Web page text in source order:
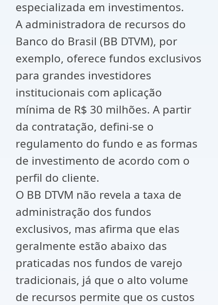
especializada em investimentos.
A administradora de recursos do
Banco do Brasil (BB DTVM), por
exemplo, oferece fundos exclusivos
para grandes investidores
institucionais com aplicação
mínima de R$ 30 milhões. A partir
da contratação, defini-se o
regulamento do fundo e as formas
de investimento de acordo com o
perfil do cliente.
O BB DTVM não revela a taxa de
administração dos fundos
exclusivos, mas afirma que elas
geralmente estão abaixo das
praticadas nos fundos de varejo
tradicionais, já que o alto volume
de recursos permite que os custos